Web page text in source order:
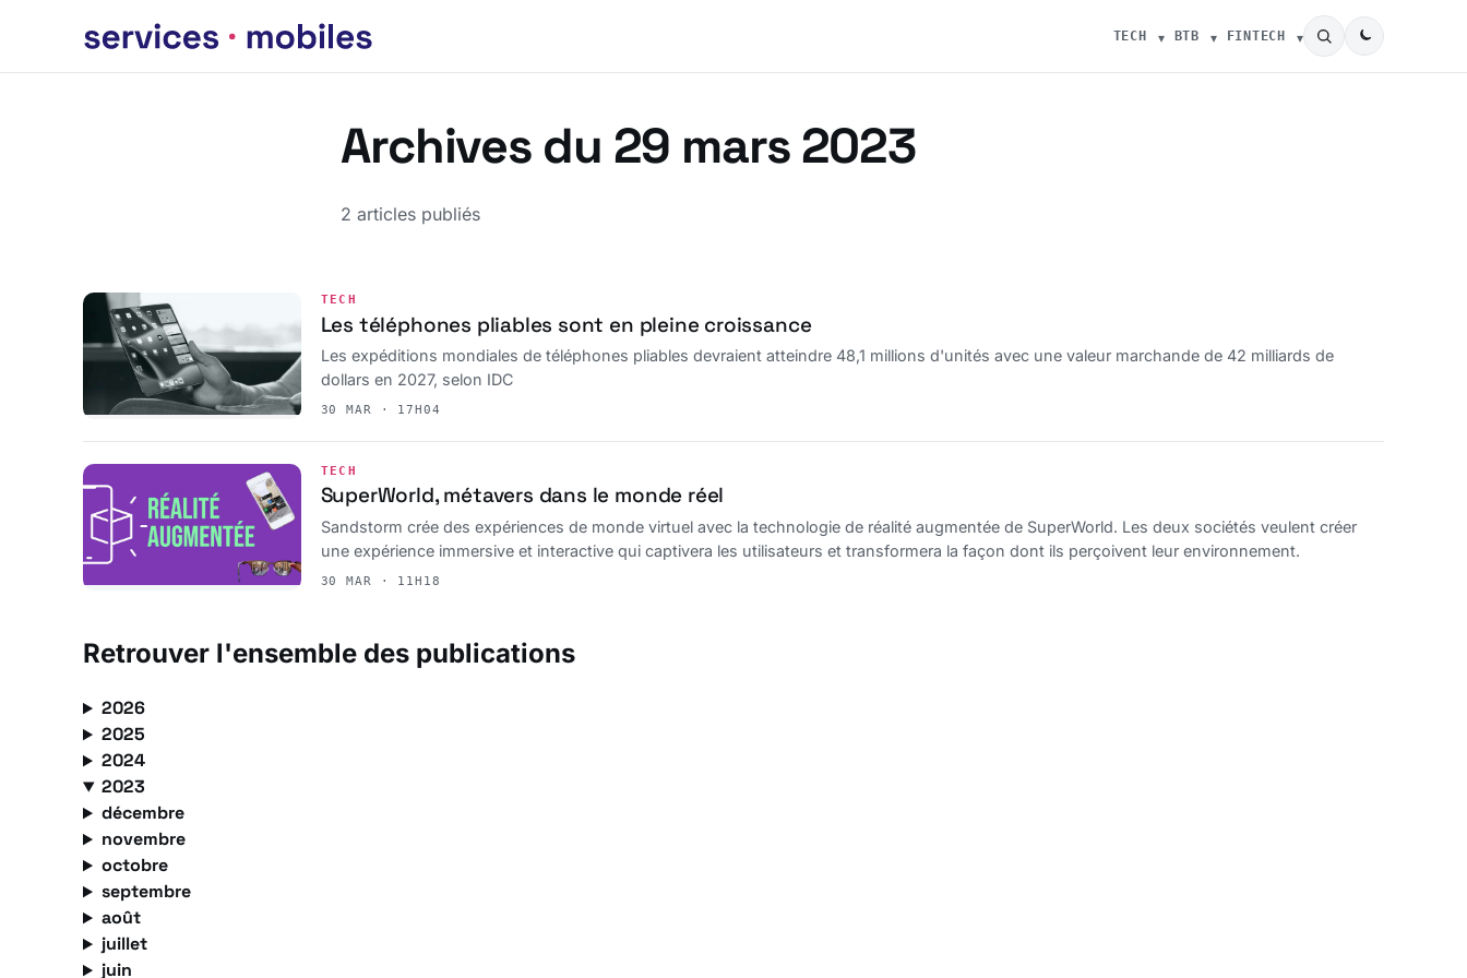
TECH BTB FINTECH
Archives du 29 mars 2023
2 articles publiés
TECH
Les téléphones pliables sont en pleine croissance
Les expéditions mondiales de téléphones pliables devraient atteindre 48,1 millions d'unités avec une valeur marchande de 42 milliards de
dollars en 2027, selon IDC
30 MAR · 17H04
TECH
SuperWorld, métavers dans le monde réel
Sandstorm crée des expériences de monde virtuel avec la technologie de réalité augmentée de SuperWorld. Les deux sociétés veulent créer
une expérience immersive et interactive qui captivera les utilisateurs et transformera la façon dont ils perçoivent leur environnement.
30 MAR · 11H18
Retrouver l'ensemble des publications
2026
2025
2024
2023
décembre
novembre
octobre
septembre
août
juillet
juin